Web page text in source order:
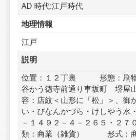
AD 時代:江戸時代
地理情報
江戸
説明
位置：１２丁裏　　　形態：刷
谷かう徳寺前通り車坂町　堺屋
容：店紋＜山形に「松」＞、御
い・びなんかづら・けしやう水
－１４９２－４－２６５・２７
類：商業（雑貨）　　　形式：